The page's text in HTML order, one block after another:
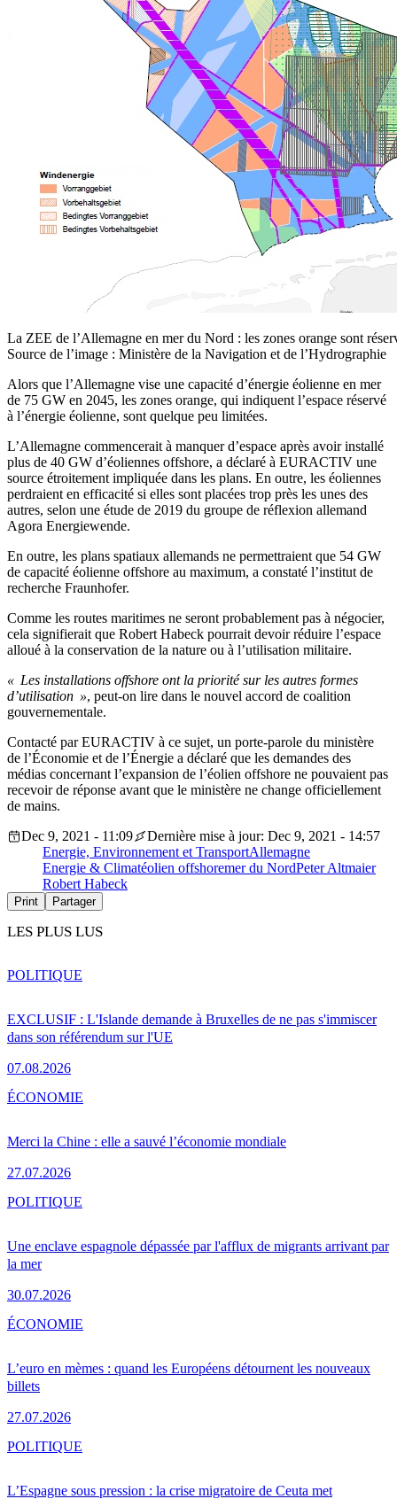
La ZEE de l’Allemagne en mer du Nord : les zones orange sont
Source de l’image : Ministère de la Navigation et de l’Hydrographie
Alors que l’Allemagne vise une capacité d’énergie éolienne en mer
de 75 GW en 2045, les zones orange, qui indiquent l’espace réservé
à l’énergie éolienne, sont quelque peu limitées.
L’Allemagne commencerait à manquer d’espace après avoir installé
plus de 40 GW d’éoliennes offshore, a déclaré à EURACTIV une
source étroitement impliquée dans les plans. En outre, les éoliennes
perdraient en efficacité si elles sont placées trop près les unes des
autres, selon une étude de 2019 du groupe de réflexion allemand
Agora Energiewende.
En outre, les plans spatiaux allemands ne permettraient que 54 GW
de capacité éolienne offshore au maximum, a constaté l’institut de
recherche Fraunhofer.
Comme les routes maritimes ne seront probablement pas à négocier,
cela signifierait que Robert Habeck pourrait devoir réduire l’espace
alloué à la conservation de la nature ou à l’utilisation militaire.
« Les installations offshore ont la priorité sur les autres formes
d’utilisation », peut-on lire dans le nouvel accord de coalition
gouvernementale.
Contacté par EURACTIV à ce sujet, un porte-parole du ministère
de l’Économie et de l’Énergie a déclaré que les demandes des
médias concernant l’expansion de l’éolien offshore ne pouvaient pas
recevoir de réponse avant que le ministère ne change officiellement
de mains.
Dec 9, 2021 - 11:09
Dernière mise à jour: Dec 9, 2021 - 14:57
Energie, Environnement et TransportAllemagne
Energie & Climatéolien offshoremer du NordPeter Altmaier
Robert Habeck
Print Partager
LES PLUS LUS
EXCLUSIF : L'Islande demande à Bruxelles de ne pas s'immiscer
dans son référendum sur l'UE
07.08.2026
POLITIQUE
Merci la Chine : elle a sauvé l’économie mondiale
27.07.2026
ÉCONOMIE
Une enclave espagnole dépassée par l'afflux de migrants arrivant par
la mer
30.07.2026
POLITIQUE
L’euro en mèmes : quand les Européens détournent les nouveaux
billets
27.07.2026
ÉCONOMIE
L’Espagne sous pression : la crise migratoire de Ceuta met
POLITIQUE